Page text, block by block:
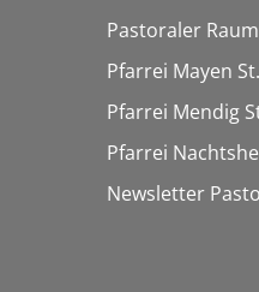
Pastoraler
Pfarrei Mayen
Pfarrei Mendig
Pfarrei
Newsletter